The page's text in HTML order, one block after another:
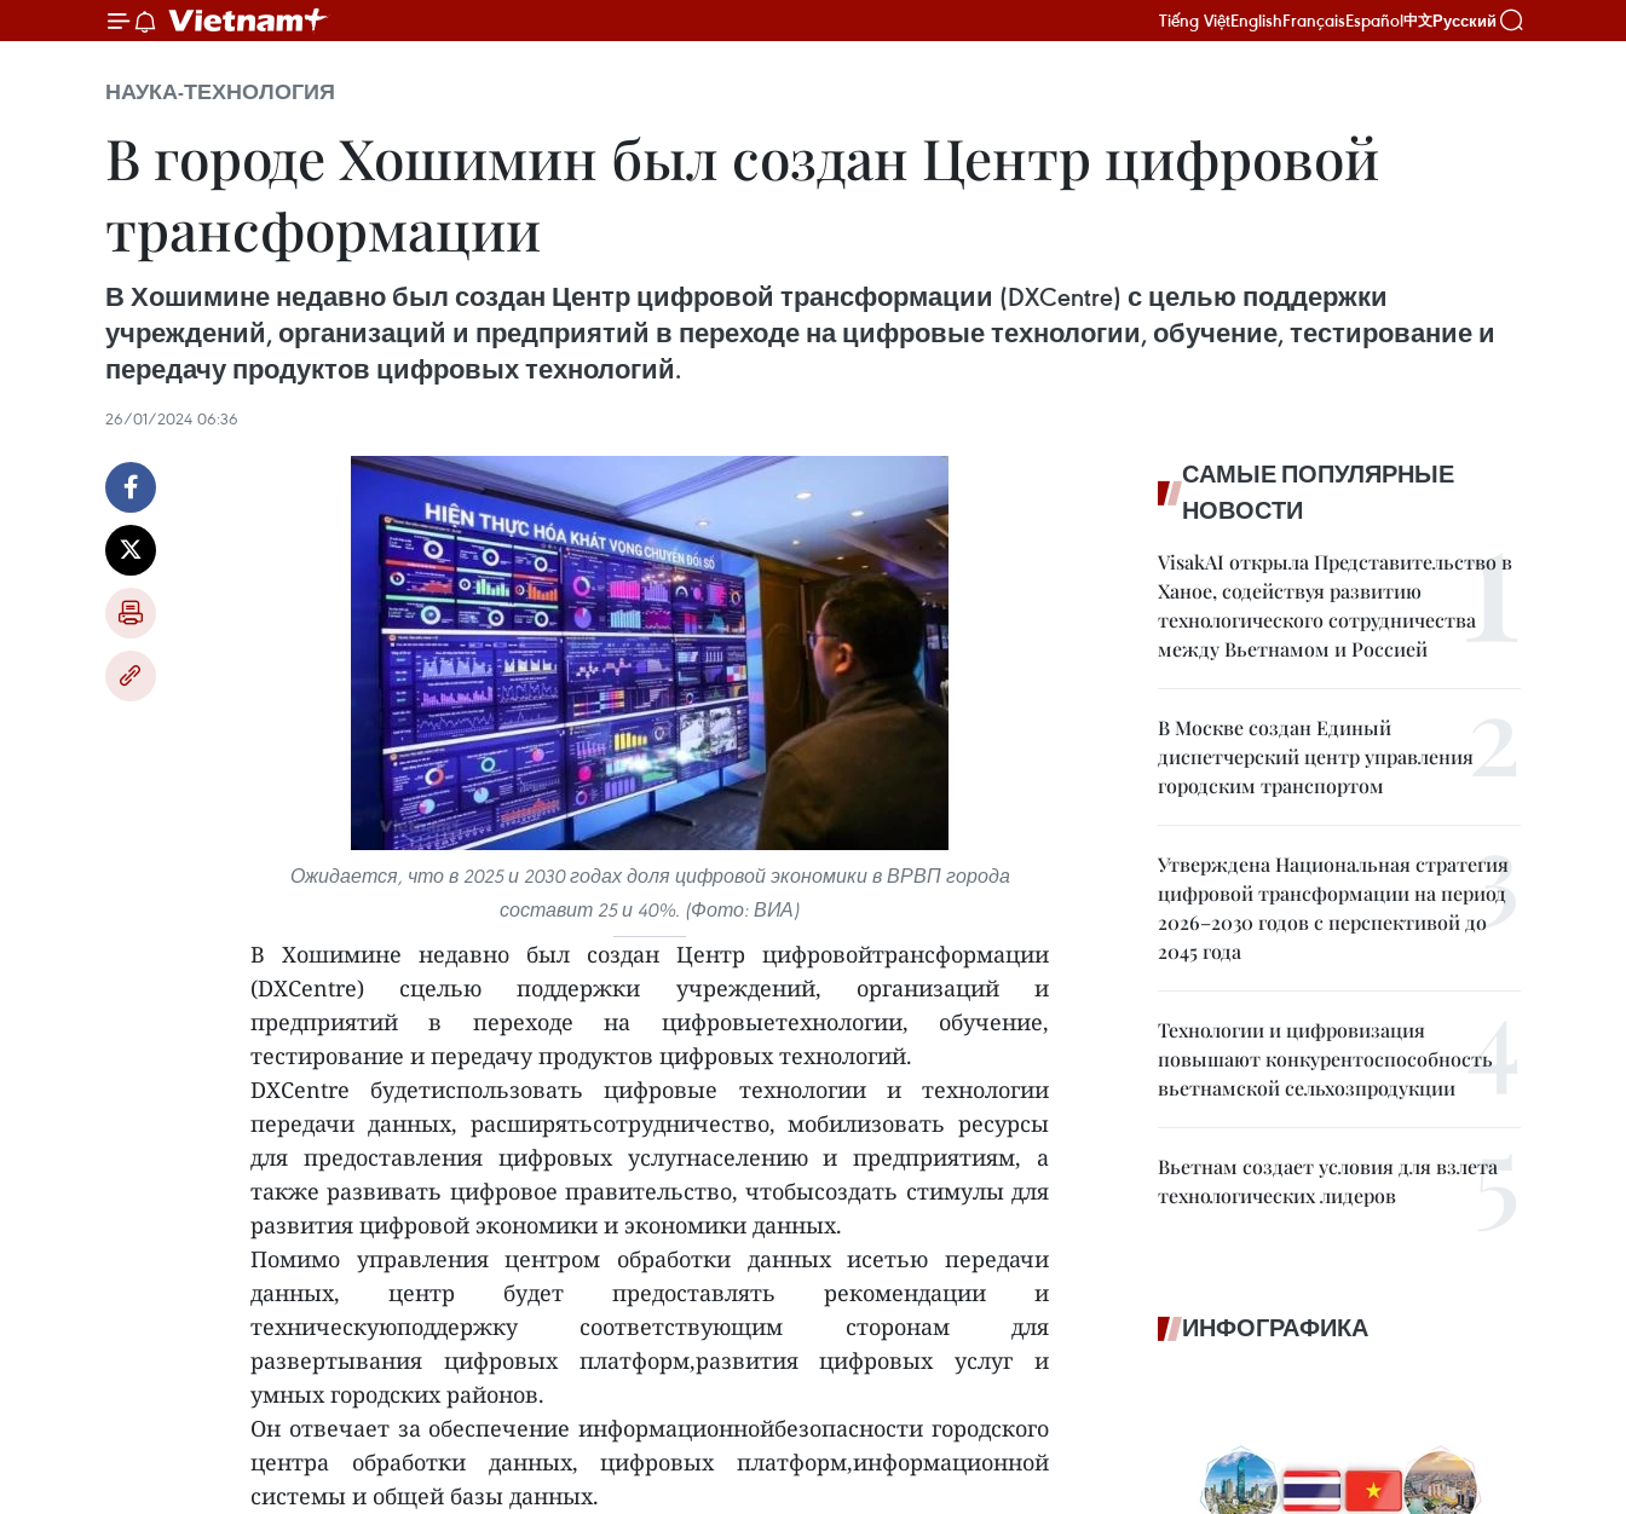
Tiếng ViệtEnglishFrançaisEspañol中文Русский
НАУКА-ТЕХНОЛОГИЯ
В городе Хошимин был создан Центр цифровой
трансформации
В Хошимине недавно был создан Центр цифровой трансформации (DXCentre) с целью поддержки
учреждений, организаций и предприятий в переходе на цифровые технологии, обучение, тестирование и
передачу продуктов цифровых технологий.
26/01/2024 06:36
Ожидается, что в 2025 и 2030 годах доля цифровой экономики в ВРВП города
составит 25 и 40%. (Фото: ВИА)
В Хошимине недавно был создан Центр цифровойтрансформации
(DXCentre) сцелью поддержки учреждений, организаций и
предприятий в переходе на цифровыетехнологии, обучение,
тестирование и передачу продуктов цифровых технологий.
DXCentre будетиспользовать цифровые технологии и технологии
передачи данных, расширятьсотрудничество, мобилизовать ресурсы
для предоставления цифровых услугнаселению и предприятиям, а
также развивать цифровое правительство, чтобысоздать стимулы для
развития цифровой экономики и экономики данных.
Помимо управления центром обработки данных исетью передачи
данных, центр будет предоставлять рекомендации и
техническуюподдержку соответствующим сторонам для
развертывания цифровых платформ,развития цифровых услуг и
умных городских районов.
Он отвечает за обеспечение информационнойбезопасности городского
центра обработки данных, цифровых платформ,информационной
системы и общей базы данных.
САМЫЕ ПОПУЛЯРНЫЕ
НОВОСТИ
VisakAI открыла Представительство в
Ханое, содействуя развитию
технологического сотрудничества
между Вьетнамом и Россией
В Москве создан Единый
диспетчерский центр управления
городским транспортом
Утверждена Национальная стратегия
цифровой трансформации на период
2026–2030 годов с перспективой до
2045 года
Технологии и цифровизация
повышают конкурентоспособность
вьетнамской сельхозпродукции
Вьетнам создает условия для взлета
технологических лидеров
ИНФОГРАФИКА